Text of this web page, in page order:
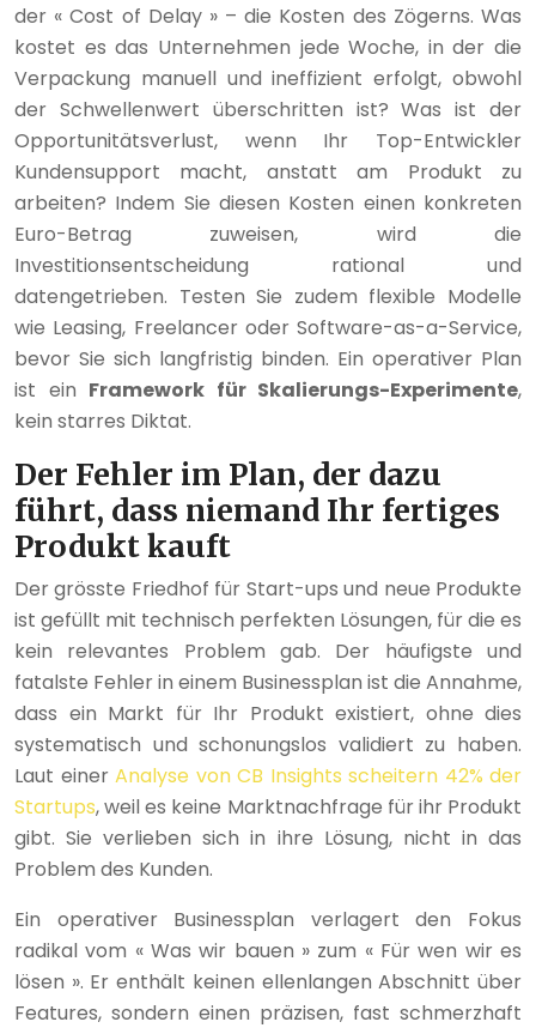
der « Cost of Delay » – die Kosten des Zögerns. Was
kostet es das Unternehmen jede Woche, in der die
Verpackung manuell und ineffizient erfolgt, obwohl
der Schwellenwert überschritten ist? Was ist der
Opportunitätsverlust, wenn Ihr Top-Entwickler
Kundensupport macht, anstatt am Produkt zu
arbeiten? Indem Sie diesen Kosten einen konkreten
Euro-Betrag zuweisen, wird die
Investitionsentscheidung rational und
datengetrieben. Testen Sie zudem flexible Modelle
wie Leasing, Freelancer oder Software-as-a-Service,
bevor Sie sich langfristig binden. Ein operativer Plan
ist ein Framework für Skalierungs-Experimente,
kein starres Diktat.
Der Fehler im Plan, der dazu
führt, dass niemand Ihr fertiges
Produkt kauft
Der grösste Friedhof für Start-ups und neue Produkte
ist gefüllt mit technisch perfekten Lösungen, für die es
kein relevantes Problem gab. Der häufigste und
fatalste Fehler in einem Businessplan ist die Annahme,
dass ein Markt für Ihr Produkt existiert, ohne dies
systematisch und schonungslos validiert zu haben.
Laut einer Analyse von CB Insights scheitern 42% der
Startups, weil es keine Marktnachfrage für ihr Produkt
gibt. Sie verlieben sich in ihre Lösung, nicht in das
Problem des Kunden.
Ein operativer Businessplan verlagert den Fokus
radikal vom « Was wir bauen » zum « Für wen wir es
lösen ». Er enthält keinen ellenlangen Abschnitt über
Features, sondern einen präzisen, fast schmerzhaft